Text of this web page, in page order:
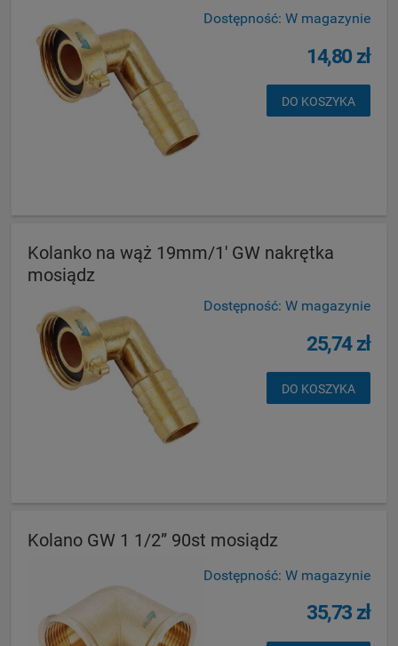
Dostępność: W magazynie
14,80 zł
DO KOSZYKA
Kolanko na wąż 19mm/1' GW nakrętka
mosiądz
Dostępność: W magazynie
25,74 zł
DO KOSZYKA
Kolano GW 1 1/2” 90st mosiądz
Dostępność: W magazynie
35,73 zł